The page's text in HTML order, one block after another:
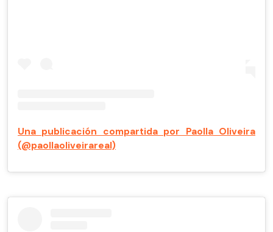
Una publicación compartida por Paolla Oliveira
(@paollaoliveirareal)